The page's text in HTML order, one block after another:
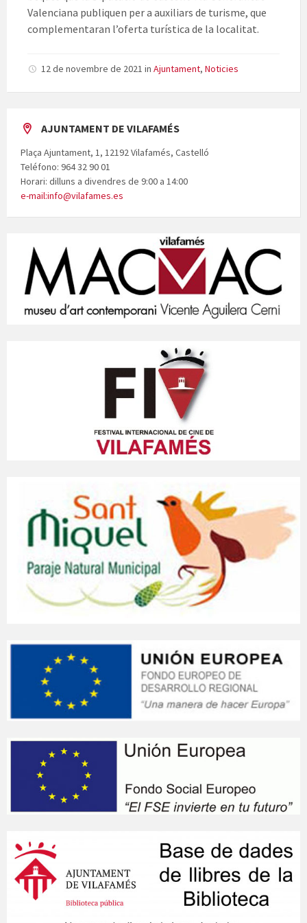
Valenciana publiquen per a auxiliars de turisme, que
complementaran l’oferta turística de la localitat.
12 de novembre de 2021 in Ajuntament, Noticies
AJUNTAMENT DE VILAFAMÉS
Plaça Ajuntament, 1, 12192 Vilafamés, Castelló
Teléfono: 964 32 90 01
Horari: dilluns a divendres de 9:00 a 14:00
e-mail:info@vilafames.es